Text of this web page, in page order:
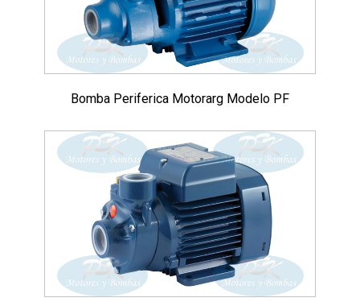
Bomba Periferica Motorarg Modelo PF